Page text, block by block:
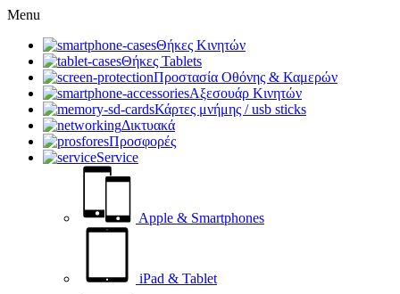
Menu
Θήκες Κινητών
Θήκες Tablets
Προστασία Οθόνης & Καμερών
Αξεσουάρ Κινητών
Κάρτες μνήμης / usb sticks
Δικτυακά
Προσφορές
Service
Apple & Smartphones
iPad & Tablet